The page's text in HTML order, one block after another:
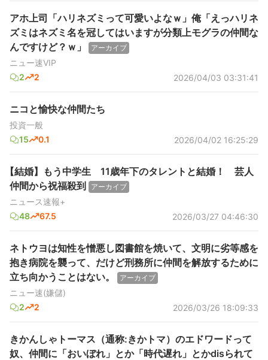
アホ上司「ハリネズミって可愛いよなｗ」俺「えっハリネ
ズミはネズミ名を冠してはいますが分類上モグラの仲間な
んですけど？ｗ」
アーカイブ
ニュー速VIP
2
2 2026/04/03 03:31:41
ニコと愉快な仲間たち
投資一般
15
0.1 2026/04/02 16:25:29
【結婚】もう中学生 11歳年下のタレントと結婚！ 芸人
仲間から祝福殺到
アーカイブ
ニュース速報+
48
67.5 2026/03/27 04:46:30
ネトウヨは知性を憎悪し図書館を焼いて、文明に劣等感を
抱き病院を襲って、だけど刑務所に仲間を解放するために
立ち向かうことはない。
アーカイブ
ニュー速(嫌儲)
2
2 2026/03/26 18:09:33
きかんしゃトーマス（通称:きかトマ）のエドワードって
奴、仲間に「おいぼれ」とか「時代遅れ」とかdisられて